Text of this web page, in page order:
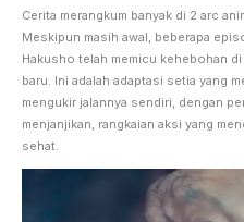
Cerita merangkum banyak di 2 arc
Meskipun masih awal, beberapa
Hakusho telah memicu kehebohan
baru. Ini adalah adaptasi setia yang
mengukir jalannya sendiri, dengan
menjanjikan, rangkaian aksi yang
sehat.